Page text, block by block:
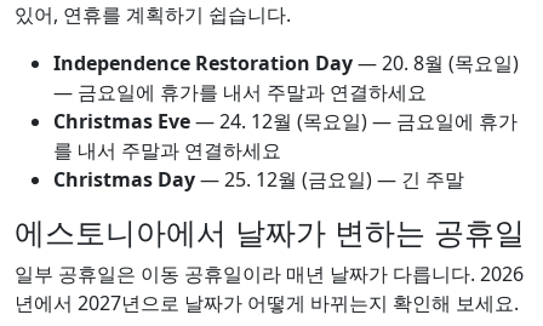
있어, 연휴를 계획하기 쉽습니다.
Independence Restoration Day—20. 8월 (목요일)
— 금요일에 휴가를 내서 주말과 연결하세요
Christmas Eve—24. 12월 (목요일) — 금요일에 휴가
를 내서 주말과 연결하세요
Christmas Day—25. 12월 (금요일) — 긴 주말
에스토니아에서 날짜가 변하는 공휴일
일부 공휴일은 이동 공휴일이라 매년 날짜가 다릅니다. 2026
년에서 2027년으로 날짜가 어떻게 바뀌는지 확인해 보세요.